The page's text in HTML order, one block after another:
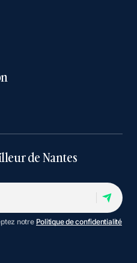
de Nantes
notre Politique de confidentialité